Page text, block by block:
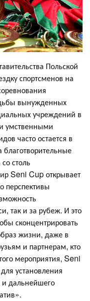
Польской
спортсменов на
вынужденных
учреждений в
умственными
часто остается в
столь
Seni Cup открывает
перспективы
так и за рубеж. И это
сконцентрировать
жизни, даже в
и партнерам, кто
мероприятия, Seni
установления
и дальнейшего